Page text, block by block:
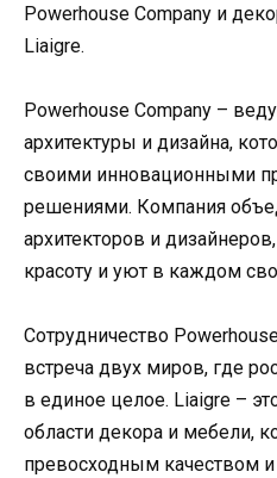
Powerhouse Company и
Liaigre.
Powerhouse Company –
архитектуры и дизайна,
своими инновационными
решениями. Компания
архитекторов и
красоту и уют в каждом
Сотрудничество
встреча двух миров, где
в единое целое. Liaigre –
области декора и мебели,
превосходным качеством